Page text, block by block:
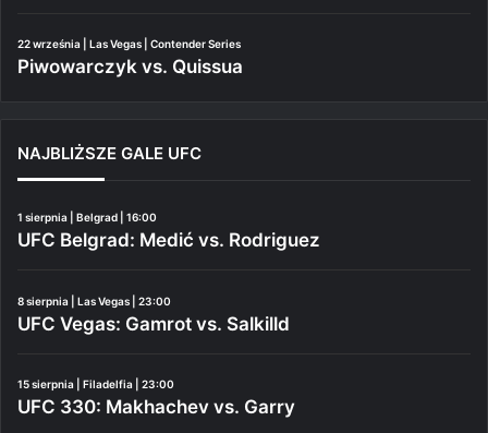
22 września | Las Vegas | Contender Series
Piwowarczyk vs. Quissua
NAJBLIŻSZE GALE UFC
1 sierpnia | Belgrad | 16:00
UFC Belgrad: Medić vs. Rodriguez
8 sierpnia | Las Vegas | 23:00
UFC Vegas: Gamrot vs. Salkilld
15 sierpnia | Filadelfia | 23:00
UFC 330: Makhachev vs. Garry